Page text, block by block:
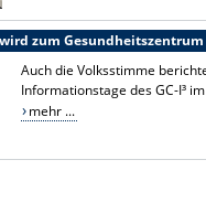
zum Gesundheitszentrum
Auch die Volksstimme
Informationstage des GC-I³
mehr ...